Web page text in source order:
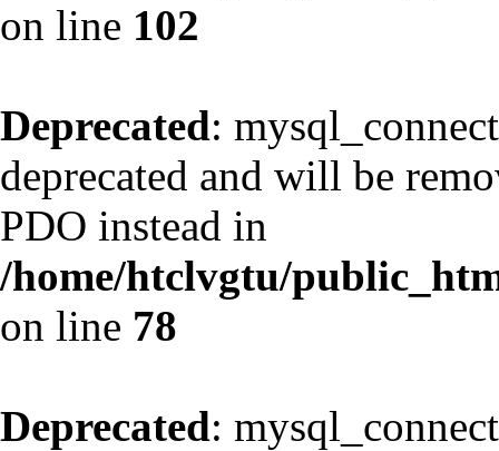
on line 102
Deprecated:
deprecated and will be
PDO instead in
/home/htclvgtu/
on line 78
Deprecated: